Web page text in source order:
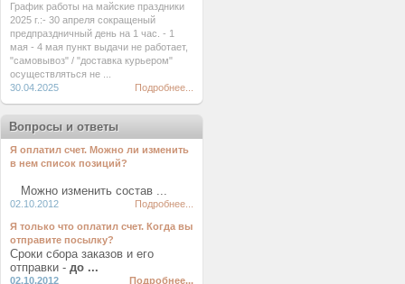
График работы на майские праздники
2025 г.:- 30 апреля сокращеный
предпраздничный день на 1 час. - 1
мая - 4 мая пункт выдачи не работает,
"самовывоз" / "доставка курьером"
осуществляться не ...
30.04.2025
Подробнее...
Вопросы и ответы
Я оплатил счет. Можно ли изменить
в нем список позиций?
Можно изменить состав ...
02.10.2012 Подробнее...
Я только что оплатил счет. Когда вы
отправите посылку?
Сроки сбора заказов и его
отправки - до ...
02.10.2012 Подробнее...